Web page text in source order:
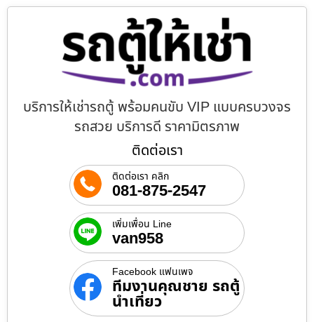
บริการให้เช่ารถตู้ พร้อมคนขับ VIP แบบครบวงจร
รถสวย บริการดี ราคามิตรภาพ
ติดต่อเรา
ติดต่อเรา คลิก
081-875-2547
เพิ่มเพื่อน Line
van958
Facebook แฟนเพจ
ทีมงานคุณชาย รถตู้
นำเที่ยว